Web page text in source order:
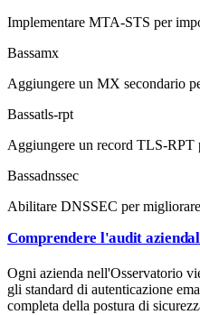
Implementare MTA-STS per
Bassamx
Aggiungere un MX secondario
Bassatls-rpt
Aggiungere un record TLS-RPT
Bassadnssec
Abilitare DNSSEC per
Comprendere l'audit
Ogni azienda nell'Osservatorio
gli standard di autenticazione
completa della postura di